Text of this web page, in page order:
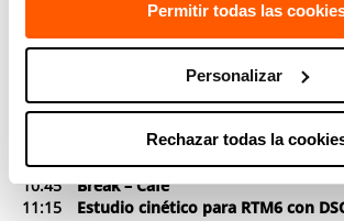
Permitir todas las
Personalizar
Rechazar todas la
08:30
09:00
Presentación
TECNALIA, AEMAC, FIDAMC Y
09:30
Dynamic Mechanical Analysis
►Stephan Knappe, NETZSCH A&T
Reología aplicada a la fabricación
►Vanessa García Martínez, FIDAMC
10:45
Break – Café
11:15
Estudio cinético para RTM6 con